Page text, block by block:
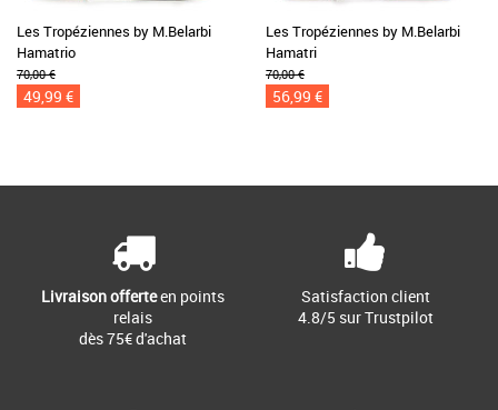
Les Tropéziennes by M.Belarbi
Hamatrio
70,00 €
49,99 €
Les Tropéziennes by M.Belarbi
Hamatri
70,00 €
56,99 €
Livraison offerteen points
relais
dès 75€ d'achat
Satisfaction client
4.8/5 sur Trustpilot